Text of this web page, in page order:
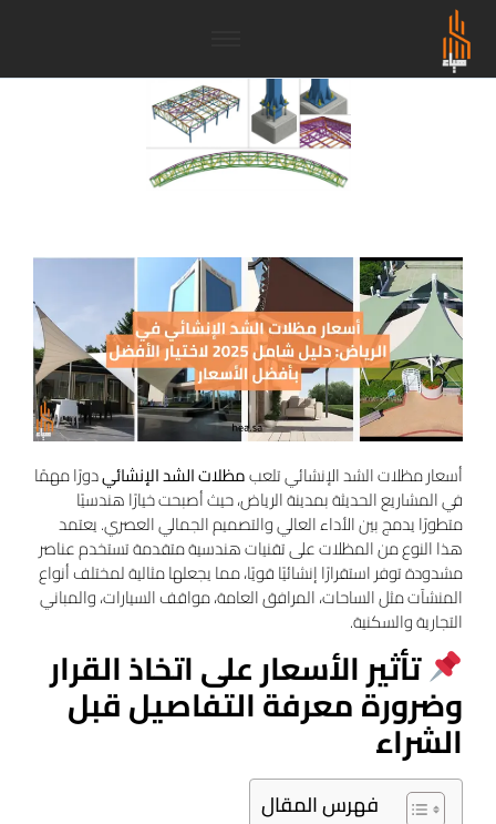
أسعار مظلات الشد الإنشائي تلعبمظلات الشد الإنشائيدورًا مهمًا
في المشاريع الحديثة بمدينة الرياض، حيث أصبحت خيارًا هندسيًا
متطورًا يدمج بين الأداء العالي والتصميم الجمالي العصري. يعتمد
هذا النوع من المظلات على تقنيات هندسية متقدمة تستخدم عناصر
مشدودة توفر استقرارًا إنشائيًا قويًا، مما يجعلها مثالية لمختلف أنواع
المنشآت مثل الساحات، المرافق العامة، مواقف السيارات، والمباني
التجارية والسكنية.
تأثير الأسعار على اتخاذ القرار
وضرورة معرفة التفاصيل قبل
الشراء
فهرس المقال